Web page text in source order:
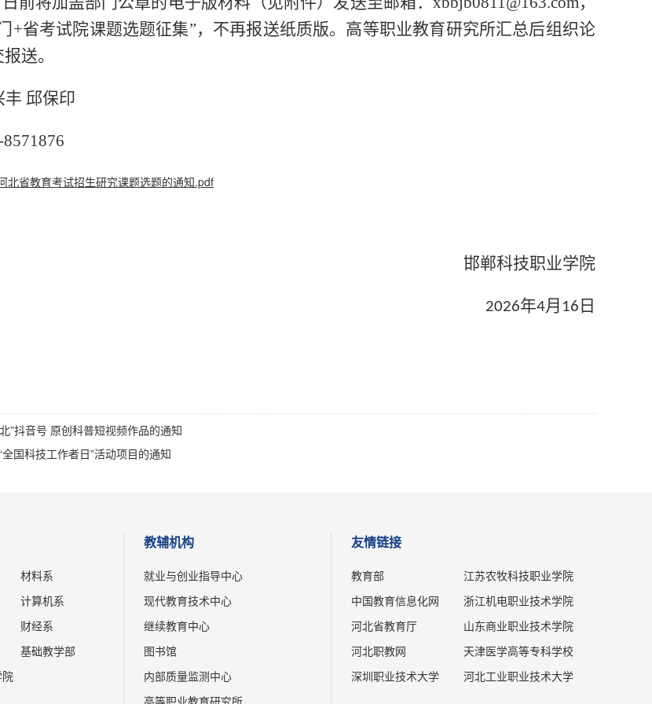
+省考试院课题选题征集”， 不再报送纸质版。高等职业教育研究所汇总后组织论
送。
丰 邱保印
北省教育考试招生研究课题选题的通知.pdf
邯郸科技职业学院
2026年4月 16 日
”抖音号 原创科普短视频作品的通知
国科技工作者日”活动项目的通知
材料系
计算机系
财经系
基础教学部
教辅机构
就业与创业指导中心
现代教育技术中心
继续教育中心
图书馆
内部质量监测中心
高等职业教育研究所
友情链接
教育部
江苏农牧科技职业学院
中国教育信息化网
浙江机电职业技术学院
河北省教育厅
山东商业职业技术学院
河北职教网
天津医学高等专科学校
深圳职业技术大学
河北工业职业技术大学